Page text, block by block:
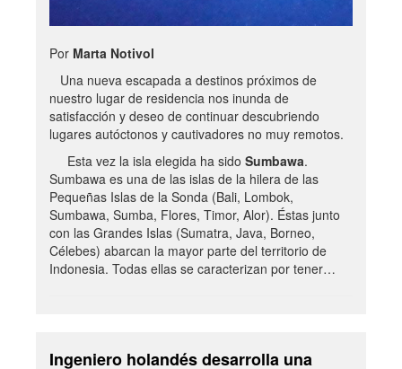
Por Marta Notivol
Una nueva escapada a destinos próximos de
nuestro lugar de residencia nos inunda de
satisfacción y deseo de continuar descubriendo
lugares autóctonos y cautivadores no muy remotos.
Esta vez la isla elegida ha sido Sumbawa.
Sumbawa es una de las islas de la hilera de las
Pequeñas Islas de la Sonda (Bali, Lombok,
Sumbawa, Sumba, Flores, Timor, Alor). Éstas junto
con las Grandes Islas (Sumatra, Java, Borneo,
Célebes) abarcan la mayor parte del territorio de
Indonesia. Todas ellas se caracterizan por tener…
Ingeniero holandés desarrolla una